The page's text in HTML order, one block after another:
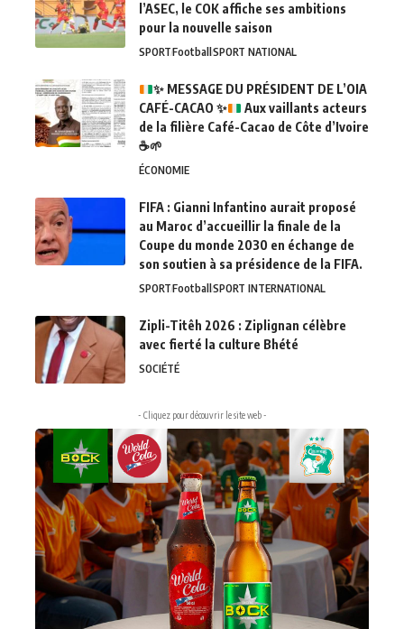
l’ASEC, le COK affiche ses ambitions
pour la nouvelle saison
SPORTFootballSPORT NATIONAL
✨MESSAGE DU PRÉSIDENT DE L’OIA
CAFÉ-CACAO ✨
Aux vaillants acteurs
de la filière Café-Cacao de Côte d’Ivoire
☕🌱
ÉCONOMIE
FIFA : Gianni Infantino aurait proposé
au Maroc d’accueillir la finale de la
Coupe du monde 2030 en échange de
son soutien à sa présidence de la FIFA.
SPORTFootballSPORT INTERNATIONAL
Zipli-Titêh 2026 : Ziplignan célèbre
avec fierté la culture Bhété
SOCIÉTÉ
- Cliquez pour découvrir le site web -